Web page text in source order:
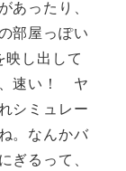
ったり、
部屋っぽい
映し出して
速い！ ヤ
ミュレー
。なんかバ
ぎるって、